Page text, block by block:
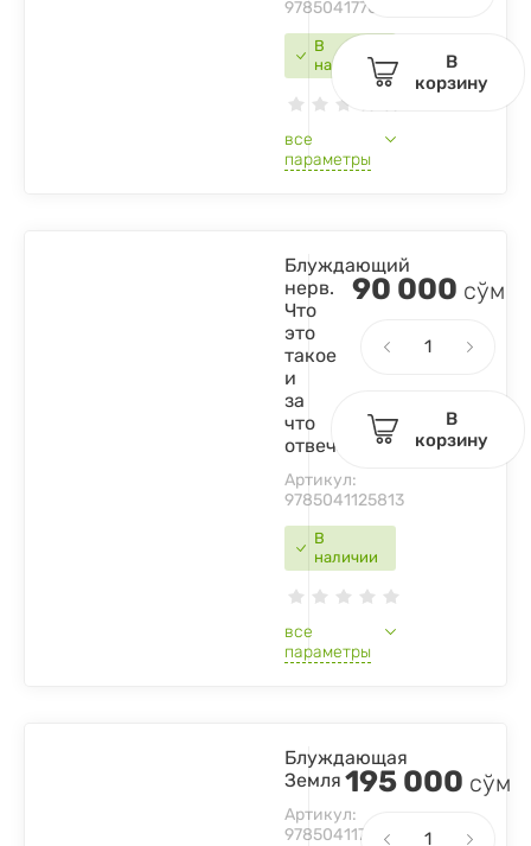
В
наличии
9785041770358
все
параметры
В
корзину
В
наличии
Блуждающий
нерв.
Что
это
такое
и
за
что
отвечает?
Артикул:
9785041125813
все
параметры
90 000 сўм
В
корзину
Блуждающая
Земля
Артикул:
9785041179960
195 000 сўм